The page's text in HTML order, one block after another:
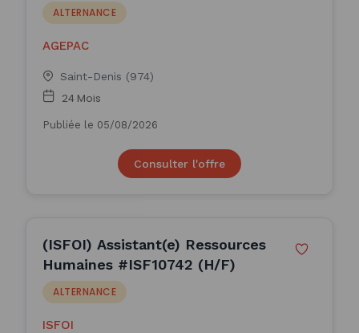
GPME en Alternance dans un
cabinet de con (H/F)
ALTERNANCE
AGEPAC
Saint-Denis (974)
24 Mois
Publiée le 05/08/2026
Consulter l'offre
(ISFOI) Assistant(e) Ressources
Humaines #ISF10742 (H/F)
ALTERNANCE
ISFOI